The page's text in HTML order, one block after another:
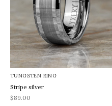
TUNGSTEN RING
Stripe silver
REA-pris
$89.00